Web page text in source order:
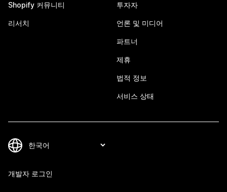
Shopify 커뮤니티
리서치
투자자
언론 및 미디어
파트너
제휴
법적 정보
서비스 상태
개발자 로그인